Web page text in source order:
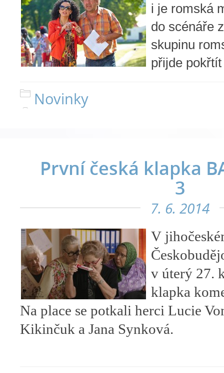
i je romská
do scénáře
skupinu
přijde
Novinky
První česká klapka
3
7. 6. 2014
V
v úterý 27.
klapka
Na place se potkali herci Lucie
Kikinčuk a Jana Synková.